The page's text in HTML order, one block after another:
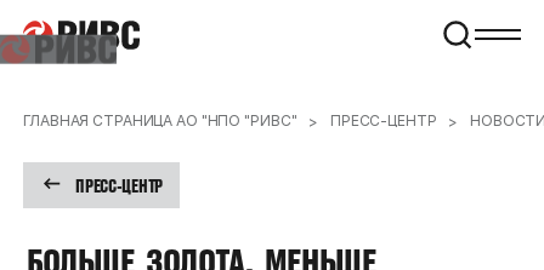
ГЛАВНАЯ СТРАНИЦА АО "НПО "РИВС" ПРЕСС-ЦЕНТР
ПРЕСС-ЦЕНТР
БОЛЬШЕ ЗОЛОТА, МЕНЬШЕ